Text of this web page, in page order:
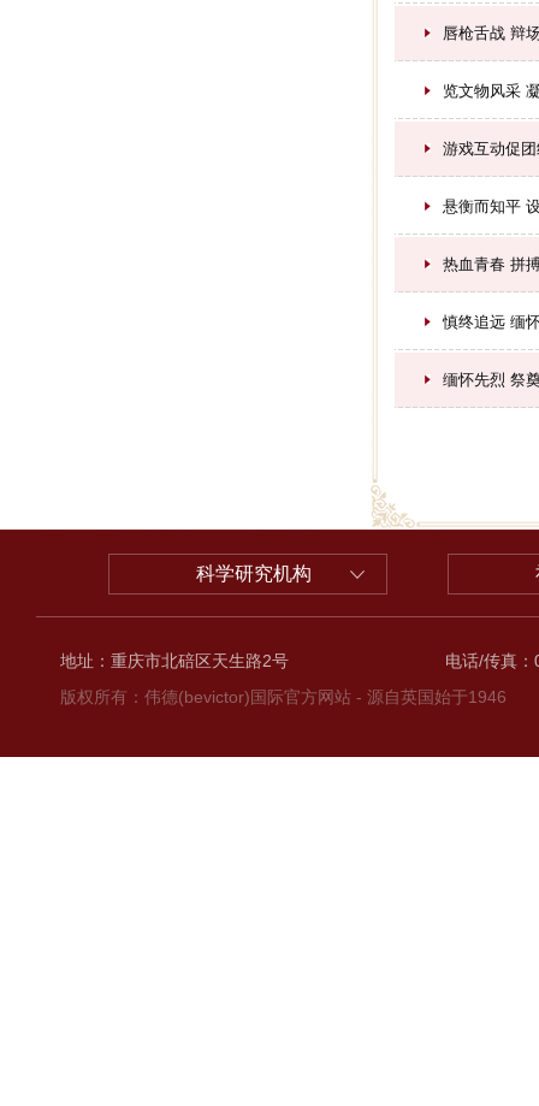
唇枪舌战 辩
览文物风采
游戏互动促
悬衡而知平
热血青春 拼
慎终追远 缅
缅怀先烈 祭
科学研究机构
地址：重庆市北碚区天生路2号
电话/传真
版权所有：伟德(bevictor)国际官方网站 - 源自英国始于1946